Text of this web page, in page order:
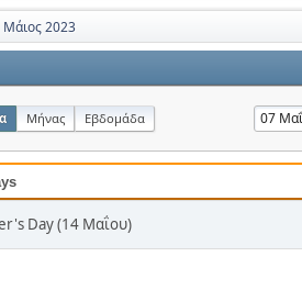
Μάιος 2023
Μήνας Εβδομάδα
Day (14 Μαΐου)